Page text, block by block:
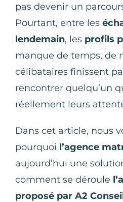
pas devenir un
Pourtant, entre les
lendemain, les profils
manque de temps, de
célibataires finissent
rencontrer quelqu’un
réellement leurs
Dans cet article, nous
pourquoi l’agence
aujourd’hui une
comment se déroule
proposé par A2